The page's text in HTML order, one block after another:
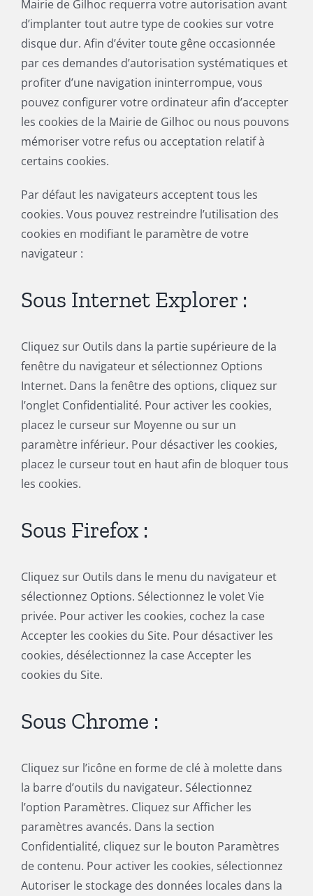
Mairie de Gilhoc requerra votre autorisation avant
d’implanter tout autre type de cookies sur votre
disque dur. Afin d’éviter toute gêne occasionnée
par ces demandes d’autorisation systématiques et
profiter d’une navigation ininterrompue, vous
pouvez configurer votre ordinateur afin d’accepter
les cookies de la Mairie de Gilhoc ou nous pouvons
mémoriser votre refus ou acceptation relatif à
certains cookies.
Par défaut les navigateurs acceptent tous les
cookies. Vous pouvez restreindre l’utilisation des
cookies en modifiant le paramètre de votre
navigateur :
Sous Internet Explorer :
Cliquez sur Outils dans la partie supérieure de la
fenêtre du navigateur et sélectionnez Options
Internet. Dans la fenêtre des options, cliquez sur
l’onglet Confidentialité. Pour activer les cookies,
placez le curseur sur Moyenne ou sur un
paramètre inférieur. Pour désactiver les cookies,
placez le curseur tout en haut afin de bloquer tous
les cookies.
Sous Firefox :
Cliquez sur Outils dans le menu du navigateur et
sélectionnez Options. Sélectionnez le volet Vie
privée. Pour activer les cookies, cochez la case
Accepter les cookies du Site. Pour désactiver les
cookies, désélectionnez la case Accepter les
cookies du Site.
Sous Chrome :
Cliquez sur l’icône en forme de clé à molette dans
la barre d’outils du navigateur. Sélectionnez
l’option Paramètres. Cliquez sur Afficher les
paramètres avancés. Dans la section
Confidentialité, cliquez sur le bouton Paramètres
de contenu. Pour activer les cookies, sélectionnez
Autoriser le stockage des données locales dans la